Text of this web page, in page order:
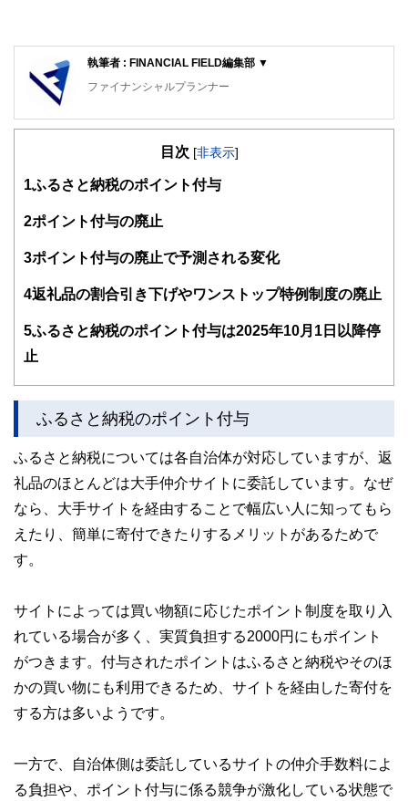
執筆者 : FINANCIAL FIELD編集部 ▼
ファイナンシャルプランナー
FinancialField編集部は、金融、経済に関する記事を、日々
知識がない方でも理解できるようわかりやすく発信していま
得者を中心に「お金や暮らし」に関する書籍・雑誌の編集経
験者で構成され、企画立案から記事掲載まですべての工程に
関わることで、読者目線のコンテンツを追求しています。
護士、税理士、宅地建物取引士、相続診断士、住宅ローンア
士、行政書士、投資アナリスト、キャリアコンサルタントな
執筆者・監修者による執筆体制を築くことで、内容のわかり
な情報発信を実現しています。
私たちは、快適でより良い生活のアイデアを提供するお金の
コンシェルジュを目指します。
目次 [非表示]
1 ふるさと納税のポイント付与
2ポイント付与の廃止
3ポイント付与の廃止で予測される変化
4返礼品の割合引き下げやワンストップ特例制度の廃止
5ふるさと納税のポイント付与は2025年10月1日以降停
止
ふるさと納税のポイント付与
ふるさと納税については各自治体が対応していますが、返
礼品のほとんどは大手仲介サイトに委託しています。なぜ
なら、大手サイトを経由することで幅広い人に知ってもら
えたり、簡単に寄付できたりするメリットがあるためで
す。
サイトによっては買い物額に応じたポイント制度を取り入
れている場合が多く、実質負担する2000円にもポイント
がつきます。付与されたポイントはふるさと納税やそのほ
かの買い物にも利用できるため、サイトを経由した寄付を
する方は多いようです。
一方で、自治体側は委託しているサイトの仲介手数料によ
る負担や、ポイント付与に係る競争が激化している状態で